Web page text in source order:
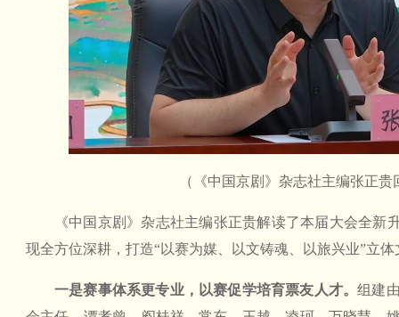
（《中国京剧》杂志社主编张正
《中国京剧》杂志社主编张正贵解读了本届大会全新
现全方位深耕，打造“以赛为媒、以文铸魂、以旅兴业”立体
一是赛事体系更专业，以赛促学培育票友人才。组建